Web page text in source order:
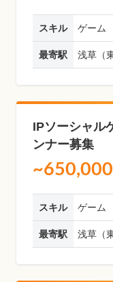
スキル ゲーム
最寄駅 浅草（
IPソーシャル
ンナー募集
~650,000
スキル ゲーム
最寄駅 浅草（